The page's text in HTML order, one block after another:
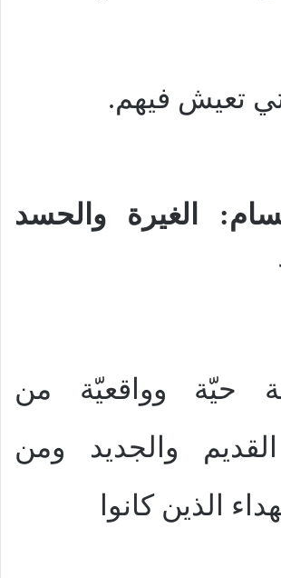
تعيش فيهم.
الغيرة والحسد
حيّة وواقعيّة من
القديم والجديد ومن
الذين كانوا